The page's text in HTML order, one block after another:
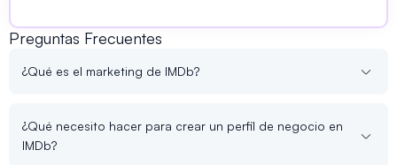
Preguntas Frecuentes
¿Qué es el marketing de IMDb?
¿Qué necesito hacer para crear un perfil de negocio en
IMDb?